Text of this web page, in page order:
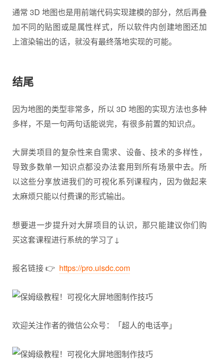
通常 3D 地图也是用前端代码实现建模的部分，然后再叠
加不同的贴图或是属性样式，所以软件内创建地图还加
上渲染输出的话，就没有最终落地实现的可能。
结尾
因为地图的类型非常多，所以 3D 地图的实现方法也多种
多样，不是一句两句话能说完，有很多前置的知识点。
大屏类项目的复杂性来自需求、设备、技术的多样性，
导致多数单一知识点都没办法套用到所有场景中去。所
以这些分享放进我们的可视化系列课程内，因为做起来
太麻烦只能以付费课的形式输出。
想要进一步提升对大屏项目的认识，那只能建议你们购
买这套课程进行系统的学习了↓
报名链接 👉 https://pro.uisdc.com
欢迎关注作者的微信公众号：「超人的电话亭」